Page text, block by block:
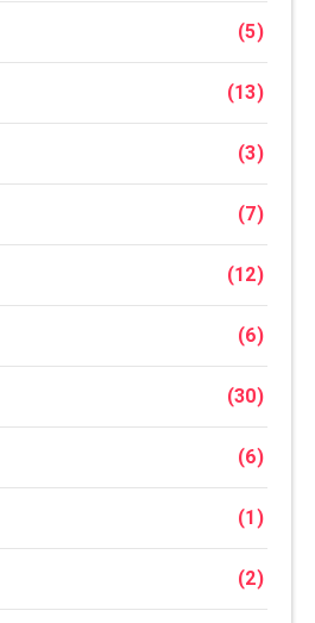
(5)
(13)
(3)
(7)
(12)
(6)
(30)
(6)
(1)
(2)